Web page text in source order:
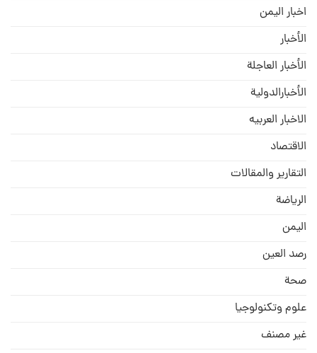
اخبار اليمن
الأخبار
الأخبار العاجلة
الأخبارالدولية
الاخبار العربيه
الاقتصاد
التقارير والمقالات
الریاضة
الیمن
رصد العین
صحة
علوم وتكنولوجيا
غير مصنف